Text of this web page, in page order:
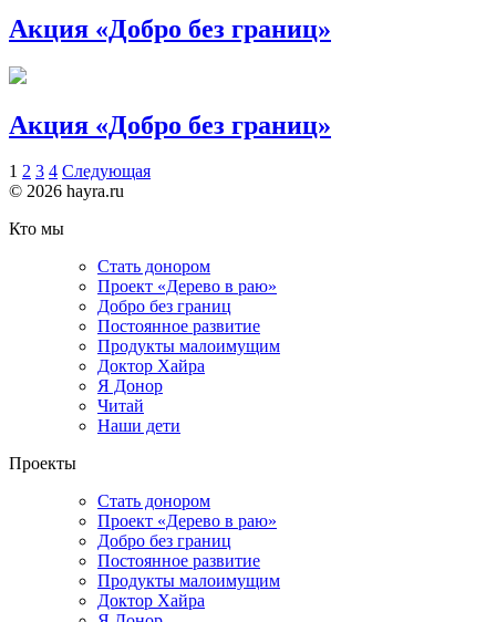
Акция «Добро без границ»
Акция «Добро без границ»
1 2 3 4 Следующая
© 2026 hayra.ru
Кто мы
Стать донором
Проект «Дерево в раю»
Добро без границ
Постоянное развитие
Продукты малоимущим
Доктор Хайра
Я Донор
Читай
Наши дети
Проекты
Стать донором
Проект «Дерево в раю»
Добро без границ
Постоянное развитие
Продукты малоимущим
Доктор Хайра